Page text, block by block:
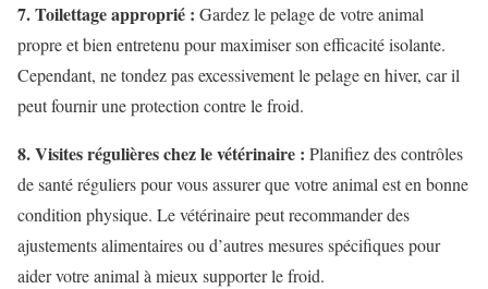
7. Toilettage approprié : Gardez le pelage de votre animal
propre et bien entretenu pour maximiser son efficacité isolante.
Cependant, ne tondez pas excessivement le pelage en hiver, car il
peut fournir une protection contre le froid.
8. Visites régulières chez le vétérinaire : Planifiez des contrôles
de santé réguliers pour vous assurer que votre animal est en bonne
condition physique. Le vétérinaire peut recommander des
ajustements alimentaires ou d’autres mesures spécifiques pour
aider votre animal à mieux supporter le froid.